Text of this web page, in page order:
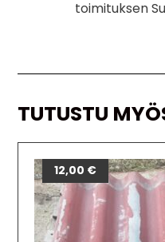
toimituksen
TUTUSTU
12,00 €